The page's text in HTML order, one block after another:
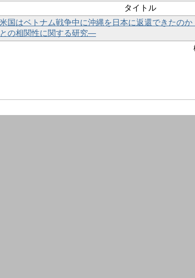
タイトル
国はベトナム戦争中に沖縄を日本に返還できたの
の相関性に関する研究―